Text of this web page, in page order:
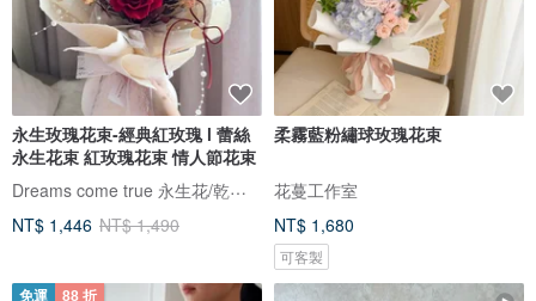
永生玫瑰花束-經典紅玫瑰 l 蕾絲
永生花束 紅玫瑰花束 情人節花束
Dreams come true 永生花/乾燥花
NT$ 1,446 NT$ 1,490
柔霧藍粉繡球玫瑰花束
花蔓工作室
NT$ 1,680
可客製
免運 88 折